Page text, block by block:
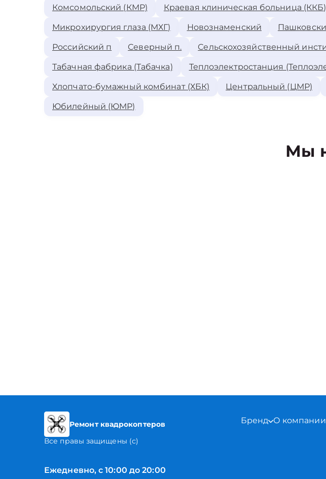
Комсомольский (КМР) Краевая клиническая больница (ККБ)
Микрохирургия глаза (МХГ) Новознаменский
Российский п Северный п. Сельскохозяйственный
Табачная фабрика (Табачка) Теплоэлектростанция
Хлопчато-бумажный комбинат (ХБК) Центральный (ЦМР)
Юбилейный (ЮМР)
Мы
Ремонт квадрокоптеров
Все правы защищены (с)
Ежедневно, с 10:00 до 20:00
Бренд О компании